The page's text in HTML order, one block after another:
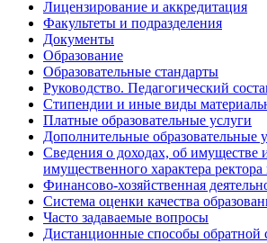
Лицензирование и аккредитация
Факультеты и подразделения
Документы
Образование
Образовательные стандарты
Руководство. Педагогический
Стипендии и иные виды
Платные образовательные услуги
Дополнительные образовательные
Сведения о доходах, об имуществе
имущественного характера
Финансово-хозяйственная
Система оценки качества
Часто задаваемые вопросы
Дистанционные способы обратной